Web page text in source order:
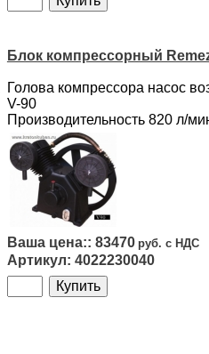
Блок компрессорный
Голова компрессора насос
V-90
Производительность 820 л/
83470
4022230040